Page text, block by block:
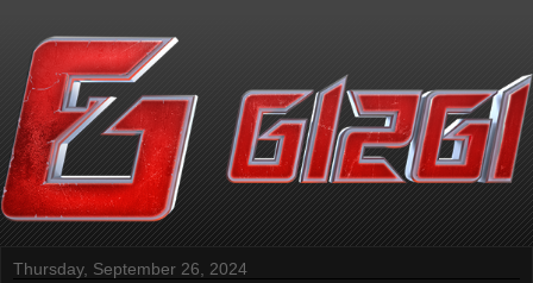
Thursday, September 26, 2024